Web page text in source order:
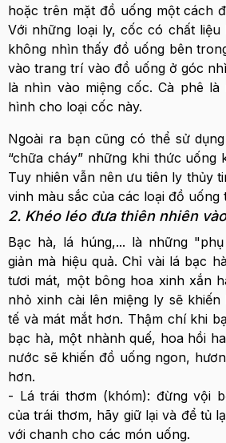
hoặc trên mặt đồ uống một cách
Với những loại ly, cốc có chất
không nhìn thấy đồ uống bên
vào trang trí vào đồ uống ở góc
là nhìn vào miệng cốc. Cà phê
hình cho loại cốc này.
Ngoài ra bạn cũng có thể sử
“chữa cháy” những khi thức uống
Tuy nhiên vẫn nên ưu tiên ly thủy
vinh màu sắc của các loại đồ uống
2. Khéo léo đưa thiên nhiên
Bạc hà, lá húng,... là những
giản mà hiệu quả. Chỉ vài lá bạc
tươi mát, một bông hoa xinh xắn
nhỏ xinh cài lên miệng ly sẽ
tế và mát mắt hơn. Thậm chí khi
bạc hà, một nhành quế, hoa hồi
nước sẽ khiến đồ uống ngon,
hơn.
- Lá trái thơm (khóm): đừng vội
của trái thơm, hãy giữ lại và để tủ
với chanh cho các món uống.